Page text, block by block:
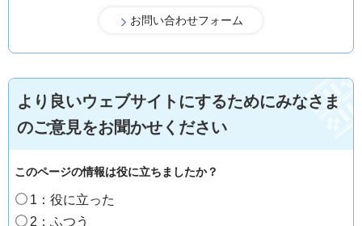
より良いウェブサイトにするためにみなさま
のご意見をお聞かせください
このページの情報は役に立ちましたか？
1：役に立った
2：ふつう